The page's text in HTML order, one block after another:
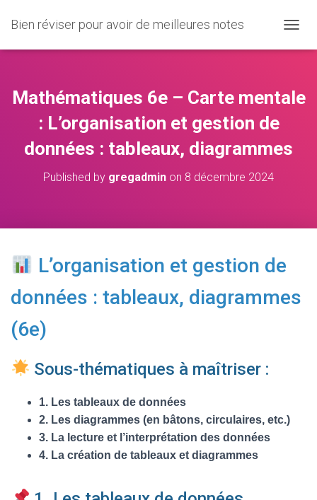
Bien réviser pour avoir de meilleures notes
U
I
R
R
A
Mathématiques 6e – Carte mentale
: L’organisation et gestion de
données : tableaux, diagrammes
Published by gregadmin on 8 décembre 2024
L’organisation et gestion de
données : tableaux, diagrammes
(6e)
Sous-thématiques à maîtriser :
1. Les tableaux de données
2. Les diagrammes (en bâtons, circulaires, etc.)
3. La lecture et l’interprétation des données
4. La création de tableaux et diagrammes